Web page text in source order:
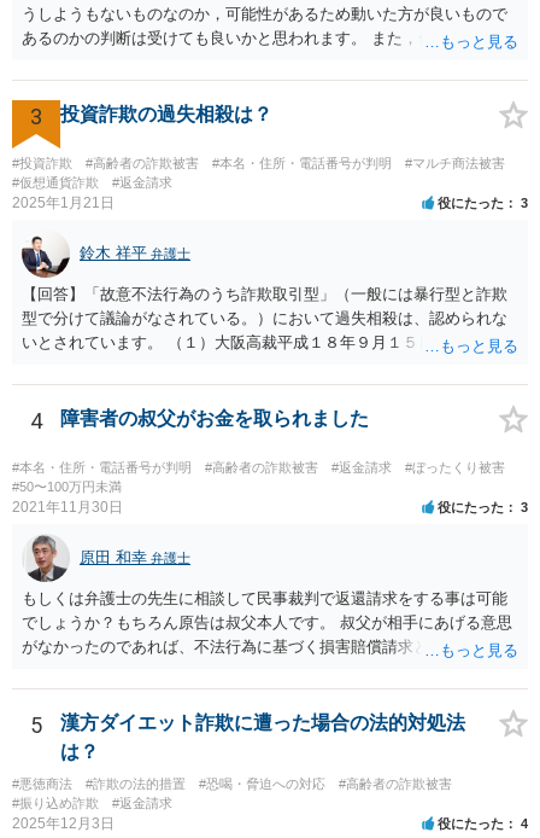
うしようもないものなのか，可能性があるため動いた方が良いもので
あるのかの判断は受けても良いかと思われます。 また，依頼された弁
金がされる可能性もあるかと思われます。
3 投資詐欺の過失相殺は？
#投資詐欺 #高齢者の詐欺被害 #本名・住所・電話番号が判明
#マルチ商法被害
#仮想通貨詐欺
#返金請求
2025年1月21日 役にたった 3
鈴木 祥平 弁護士
【回答】「故意不法行為のうち詐欺取引型」（一般には暴行型と詐欺
型で分けて議論がなされている。）において過失相殺は、認められな
いとされています。 （１）大阪高裁平成１８年９月１５日裁判例 裁判
相殺は、本来文字通り過失のある当事者同士の損害の公平な分担調整
のための法制度であり、元来故意の不法行為の場合にはなじまないも
のというべきである。なぜなら、故意の不法行為は、加害者が悪意を
もって一方的に被害者に対して仕掛けるものであり、根本的に被害者
に生じた痛みをともに分け合うための基盤を欠く上、取引的不法行為
における加害者の故意は、通常、被害者の落ち度或いは弱み、不意、
不用意、不注意、未熟、無能、無知、愚昧等に対して向けられ、それ
らにつけ込むものであるから、被害者が加害者の思惑どおりに落ち度
等を示したからといって、これをもって被害者の過失と評価し、被害
者の加害者に対する損害賠償から被害者の落ち度等相当分を減額する
ことにすれば必ず不法行為の成果をその分確保することができること
になるが、そのような事態を容認することは、結果として、不法行為
て、故意の不法行為の場合、特段の事情がない限り、被害者の落ち度
等を過失と評価して損害額の減額事由とすることは許されない。」と
判示した。 （２）東京高等裁判所平成３０年５月２３日裁判例 裁判所
は、「故意ある不法行為（詐欺行為）に対する過失相殺の適用」につ
いて「本件のような故意による不法行為であって犯罪成立可能性すら
4 障害者の叔父がお金を取られました
#本名・住所・電話番号が判明 #高齢者の詐欺被害 #返金請求
#ぼったくり被害
#50〜100万円未満
2021年11月30日 役にたった 3
原田 和幸 弁護士
もしくは弁護士の先生に相談して民事裁判で返還請求をする事は可能
でしょうか？もちろん原告は叔父本人です。 叔父が相手にあげる意思
がなかったのであれば、不法行為に基づく損害賠償請求とか不当利得
5
漢方ダイエット詐欺に遭った場合の法的対処法
は？
#悪徳商法 #詐欺の法的措置 #恐喝・脅迫への対応
#高齢者の詐欺被害
#振り込め詐欺
#返金請求
2025年12月3日 役にたった 4